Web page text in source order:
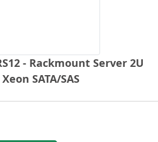
- Rackmount Server 2U
SATA/SAS